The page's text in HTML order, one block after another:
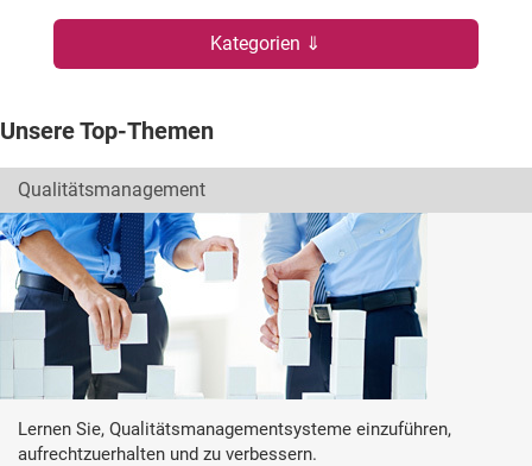
Kategorien ⇓
Unsere Top-Themen
Qualitätsmanagement
Lernen Sie, Qualitätsmanagementsysteme einzuführen,
aufrechtzuerhalten und zu verbessern.